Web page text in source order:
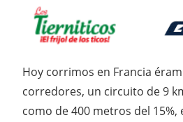
Hoy corrimos en Francia
corredores, un circuito de 9
como de 400 metros del 15%,